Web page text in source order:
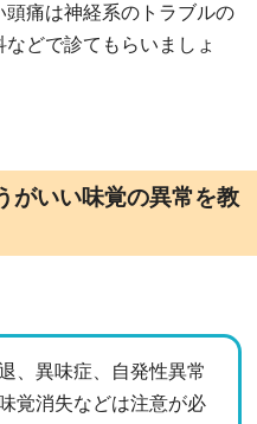
痛は神経系のトラブルの
どで診てもらいましょ
がいい味覚の異常を教
、異味症、自発性異常
覚消失などは注意が必